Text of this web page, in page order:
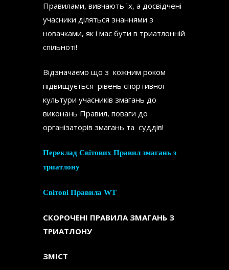
Правилами, вивчають їх, а досвідчені
учасники діляться знаннями з
новачками, як і має бути в триатлонній
спільноті!
Відзначаємо що з кожним роком
підвищується рівень спортивної
культури учасників змагань до
виконань Правил, поваги до
організаторів змагань та суддів!
Переклад Світових Правил змагань з
триатлону
Світові Правила WT
СКОРОЧЕНІ ПРАВИЛА ЗМАГАНЬ З
ТРИАТЛОНУ
ЗМІСТ